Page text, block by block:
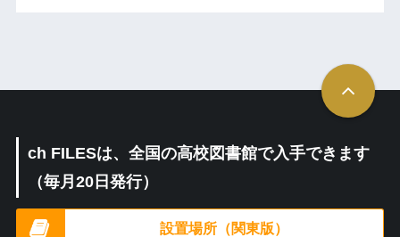
ch FILESは、全国の高校図書館で入手できます
（毎月20日発行）
設置場所（関東版）